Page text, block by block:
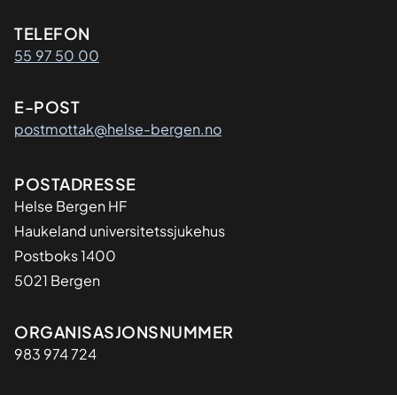
Kontaktinformasjon
TELEFON
55 97 50 00
E-POST
postmottak@helse-bergen.no
Adresse
POSTADRESSE
Helse Bergen HF
Haukeland universitetssjukehus
Postboks 1400
5021 Bergen
Organisasjon
ORGANISASJONSNUMMER
983 974 724